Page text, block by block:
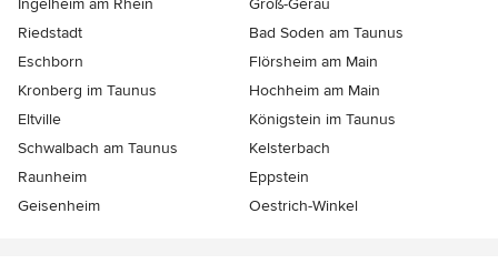
Riedstadt
Bad Soden am Taunus
Eschborn
Flörsheim am Main
Kronberg im Taunus
Hochheim am Main
Eltville
Königstein im Taunus
Schwalbach am Taunus
Kelsterbach
Raunheim
Eppstein
Geisenheim
Oestrich-Winkel